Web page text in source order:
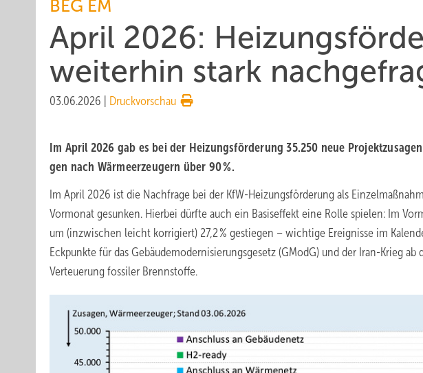
BEG EM
April 2026:
weiter­hin stark
03.06.2026 Druckvorschau
Im April 2026 gab es bei der Heizungs­för­de­rung 35.250 neue
gen nach Wärme­er­zeu­gern über 90 %.
Im April 2026 ist die Nachfrage bei der KfW-Heizungsförderung als
Vormonat gesunken. Hierbei dürfte auch ein Basiseffekt eine Rolle spielen: Im
um (inzwischen leicht korrigiert) 27,2 % gestiegen – wichtige Ereignisse im
Eckpunkte für das Gebäudemodernisierungsgesetz (GModG) und der Iran-Krieg
Verteuerung fossiler Brennstoffe.